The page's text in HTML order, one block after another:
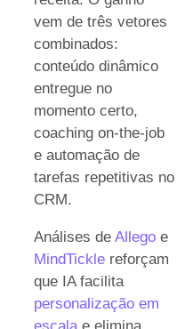
vem de três vetores
combinados:
conteúdo dinâmico
entregue no
momento certo,
coaching on-the-job
e automação de
tarefas repetitivas no
CRM.
Análises de Allegoe
MindTicklereforçam
que IA facilita
personalização em